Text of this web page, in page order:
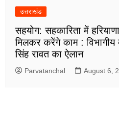
उत्तराखंड
सहयोग: सहकारिता में
मिलकर करेंगे काम :
सिंह रावत का ऐलान
Parvatanchal August 6,